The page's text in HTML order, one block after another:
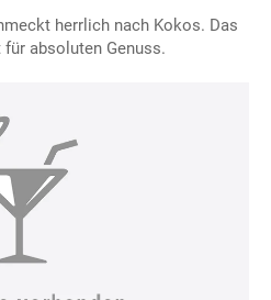
herrlich nach Kokos. Das
absoluten Genuss.